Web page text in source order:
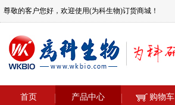
尊敬的客户您好，欢迎使用(为科生物)订货商城！
首页 产品中心 购物车